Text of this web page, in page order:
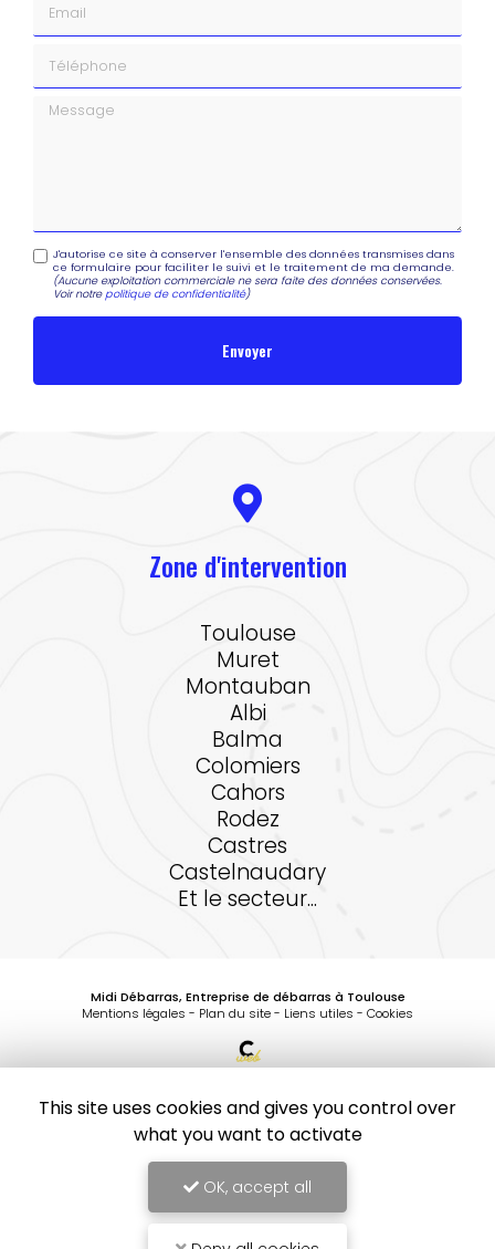
Message
J'autorise ce site à conserver l'ensemble des données transmises dans
ce formulaire pour faciliter le suivi et le traitement de ma demande.
(Aucune exploitation commerciale ne sera faite des données conservées.
Voir notrepolitique de confidentialité)
Zone d'intervention
Toulouse
Muret
Montauban
Albi
Balma
Colomiers
Cahors
Rodez
Castres
Castelnaudary
Et le secteur...
Midi Débarras, Entreprise de débarras à Toulouse
Mentions légales - Plan du site- Liens utiles - Cookies
Demande de Devis
Secteurs-En savoir +
Sitemap
Entreprise de débarras à Toulouse
Entreprise de débarras à Toulouse
10/10
1 avis
This site uses cookies and gives you control over
what you want to activate
OK, accept all